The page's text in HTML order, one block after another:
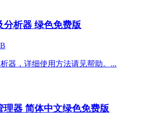
分析器 绿色免费版
器，详细使用方法请见帮助。...
理器 简体中文绿色免费版